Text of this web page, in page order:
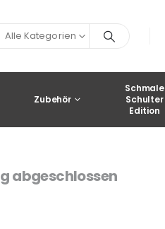
Alle Kategorien
Zubehör
Schmale
Schulter
Edition
abgeschlossen